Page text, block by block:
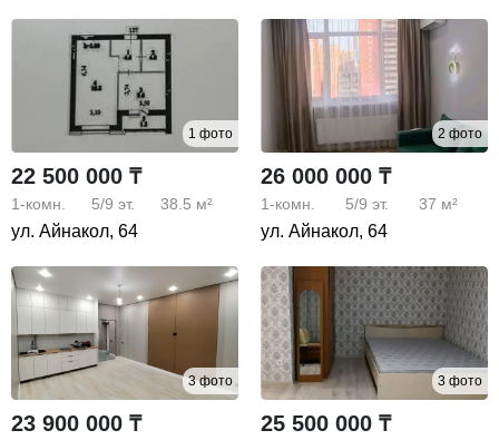
1 фото
22 500 000 ₸
1-комн. 5/9 эт. 38.5 м²
ул. Айнакол, 64
2 фото
26 000 000 ₸
1-комн. 5/9 эт. 37 м²
ул. Айнакол, 64
3 фото
23 900 000 ₸
3 фото
25 500 000 ₸